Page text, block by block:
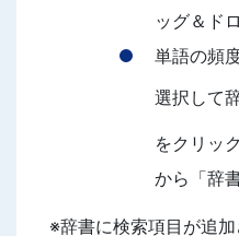
ッグ＆ド
単語の頻
選択して
をクリッ
から「辞
※辞書に検索項目が追